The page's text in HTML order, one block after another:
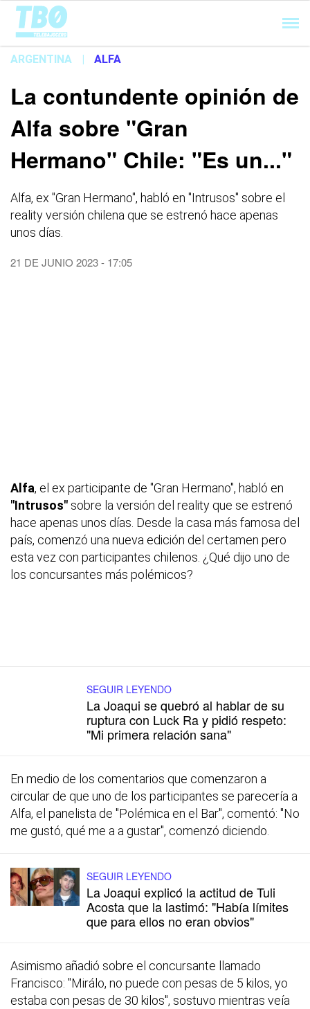
Cargando...
ARGENTINA | ALFA
La contundente opinión de
Alfa sobre "Gran
Hermano" Chile: "Es un..."
Alfa, ex "Gran Hermano", habló en "Intrusos" sobre el
reality versión chilena que se estrenó hace apenas
unos días.
21 DE JUNIO 2023 - 17:05
Alfa, el ex participante de "Gran Hermano", habló en
"Intrusos" sobre la versión del reality que se estrenó
hace apenas unos días. Desde la casa más famosa del
país, comenzó una nueva edición del certamen pero
esta vez con participantes chilenos. ¿Qué dijo uno de
los concursantes más polémicos?
SEGUIR LEYENDO
La Joaqui se quebró al hablar de su
ruptura con Luck Ra y pidió respeto:
"Mi primera relación sana"
En medio de los comentarios que comenzaron a
circular de que uno de los participantes se parecería a
Alfa, el panelista de "Polémica en el Bar", comentó: "No
me gustó, qué me a a gustar", comenzó diciendo.
SEGUIR LEYENDO
La Joaqui explicó la actitud de Tuli
Acosta que la lastimó: "Había límites
que para ellos no eran obvios"
Asimismo añadió sobre el concursante llamado
Francisco: "Mirálo, no puede con pesas de 5 kilos, yo
estaba con pesas de 30 kilos", sostuvo mientras veía